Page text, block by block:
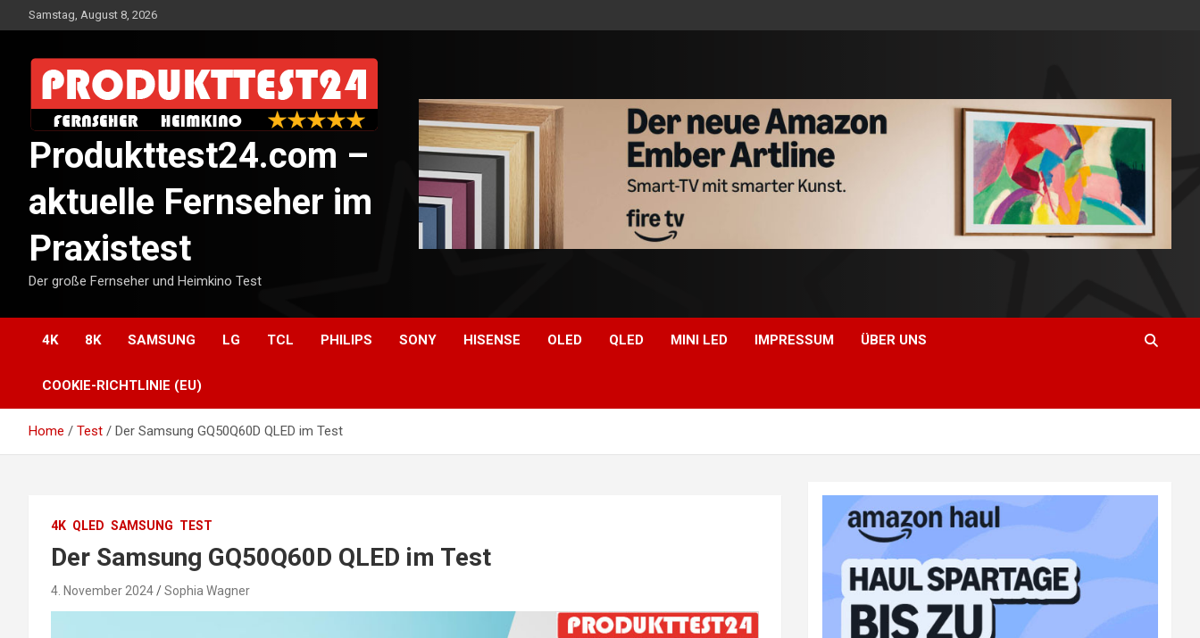
to
Samstag, August 8, 2026
Produkttest24.com –
aktuelle Fernseher im
Praxistest
Der große Fernseher und Heimkino Test
4K 8K SAMSUNG LG TCL PHILIPS SONY HISENSE OLED QLED MINI LED IMPRESSUM ÜBER UNS
COOKIE-RICHTLINIE (EU)
Home Test Der Samsung GQ50Q60D QLED im Test
4K QLED SAMSUNG TEST
Der Samsung GQ50Q60D QLED im Test
4. November 2024 Sophia Wagner